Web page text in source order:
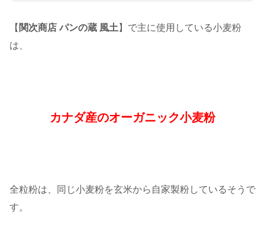
【 関次商店 パンの蔵 風土 】で主に使用している小麦粉
は、
カナダ産のオーガニック小麦粉
全粒粉は、同じ小麦粉を玄米から自家製粉しているそうで
す。